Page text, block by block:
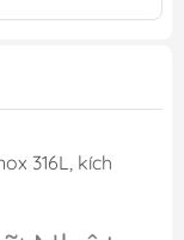
316L, kích